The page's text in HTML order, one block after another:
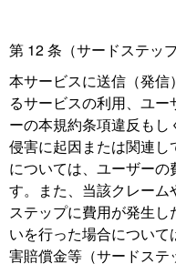
第 12 条（サードステッ
本サービスに送信（発信
るサービスの利用、ユ
ーの本規約条項違反も
侵害に起因または関連
については、ユーザーの
す。また、当該クレー
ステップに費用が発生
いを行った場合につい
害賠償金等（サードス